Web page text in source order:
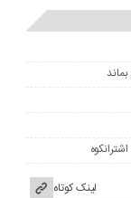
لینک کوتاه